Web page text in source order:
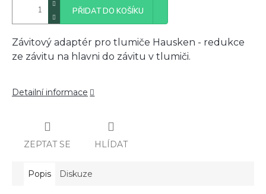
PŘIDAT DO KOŠÍKU
Závitový adaptér pro tlumiče Hausken - redukce
ze závitu na hlavni do závitu v tlumiči.
Detailní informace
ZEPTAT SE HLÍDAT
Popis Diskuze